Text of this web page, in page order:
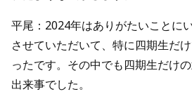
平尾：2024年はありがたいことに
させていただいて、特に四期生だ
ったです。その中でも四期生だけ
出来事でした。